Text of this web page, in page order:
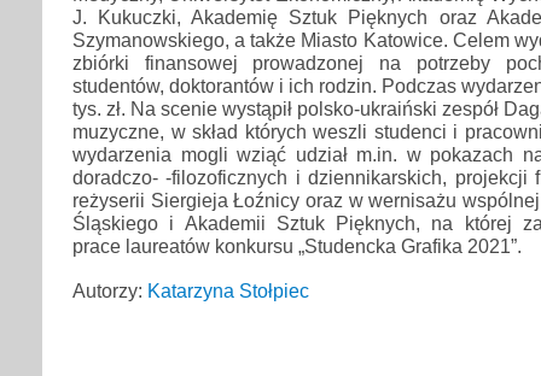
J. Kukuczki, Akademię Sztuk Pięknych oraz
Szymanowskiego, a także Miasto Katowice. Celem
zbiórki finansowej prowadzonej na potrzeby
studentów, doktorantów i ich rodzin. Podczas
tys. zł. Na scenie wystąpił polsko-ukraiński zespół
muzyczne, w skład których weszli studenci i
wydarzenia mogli wziąć udział m.in. w pokazach
doradczo- -filozoficznych i dziennikarskich, projekcji
reżyserii Siergieja Łoźnicy oraz w wernisażu
Śląskiego i Akademii Sztuk Pięknych, na której
prace laureatów konkursu „Studencka Grafika 2021”.
Autorzy: Katarzyna Stołpiec